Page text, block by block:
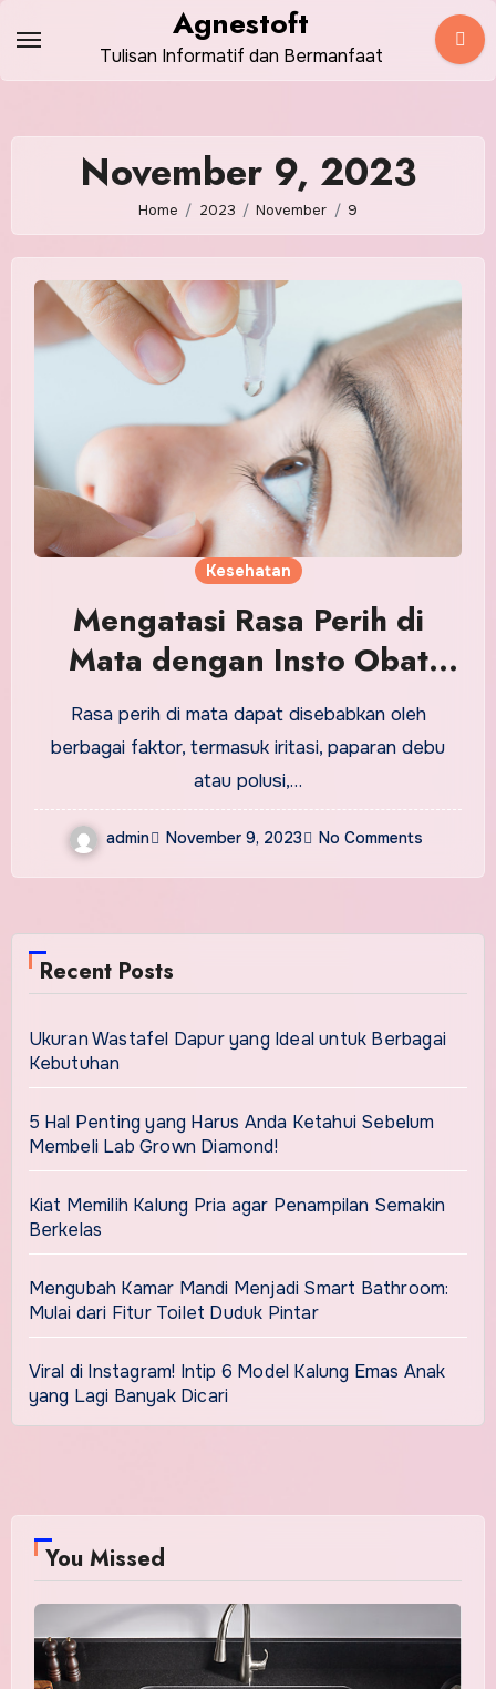
content
Agnestoft
Tulisan Informatif dan Bermanfaat
November 9, 2023
Home 2023 November 9
Kesehatan
Mengatasi Rasa Perih di
Mata dengan Insto Obat
Tetes Mata
Rasa perih di mata dapat disebabkan oleh
berbagai faktor, termasuk iritasi, paparan debu
atau polusi,…
admin November 9, 2023 No Comments
Recent Posts
Ukuran Wastafel Dapur yang Ideal untuk Berbagai
Kebutuhan
5 Hal Penting yang Harus Anda Ketahui Sebelum
Membeli Lab Grown Diamond!
Kiat Memilih Kalung Pria agar Penampilan Semakin
Berkelas
Mengubah Kamar Mandi Menjadi Smart Bathroom:
Mulai dari Fitur Toilet Duduk Pintar
Viral di Instagram! Intip 6 Model Kalung Emas Anak
yang Lagi Banyak Dicari
You Missed